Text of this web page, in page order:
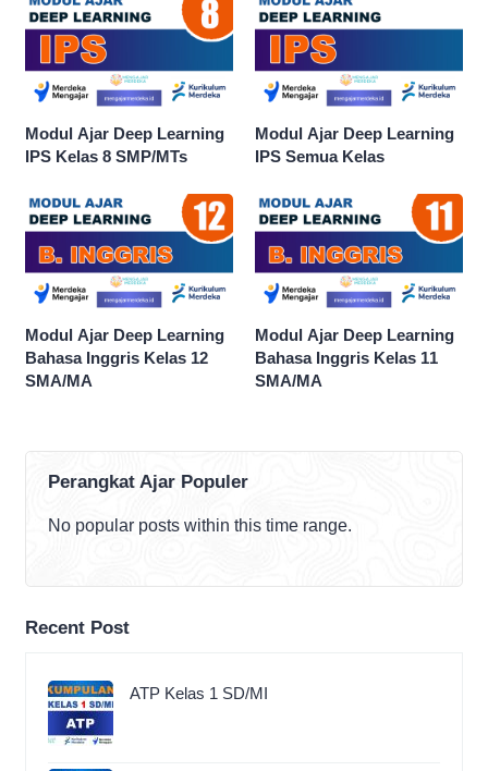
Modul Ajar Deep Learning
IPS Kelas 8 SMP/MTs
Modul Ajar Deep Learning
IPS Semua Kelas
Modul Ajar Deep Learning
Bahasa Inggris Kelas 12
SMA/MA
Modul Ajar Deep Learning
Bahasa Inggris Kelas 11
SMA/MA
Perangkat Ajar Populer
No popular posts within this time range.
Recent Post
ATP Kelas 1 SD/MI